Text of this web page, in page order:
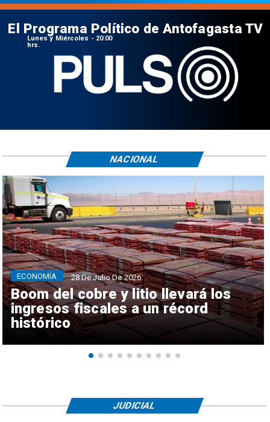
El Programa Político de Antofagasta TV
Lunes y Miércoles - 20:00
hrs.
Boom del cobre y litio llevará los
ingresos fiscales a un récord
histórico
ECONOMÍA 28 De Julio De 2026
NACIONAL
JUDICIAL